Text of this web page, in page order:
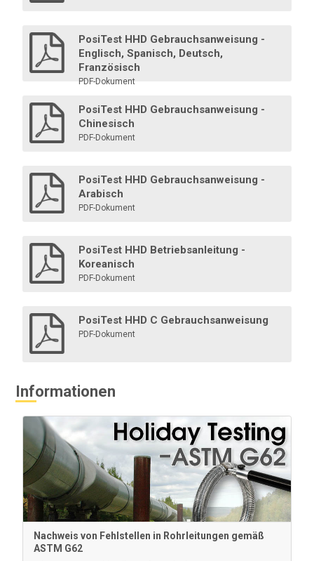
Eigenständiges Voltmeter (Crest-Meter, Jeep-Meter)
zur Überprüfung der Genauigkeit und des Betriebs von
DC-Detektoren des Impuls- oder Dauertyps
127mm/2-5"
Neopren-Halbkreis-Bürstenelektrode für PosiTest
Mehr erfahren
PosiTest HHD Gebrauchsanweisung -
Englisch, Spanisch, Deutsch,
Französisch
PDF-Dokument
PosiTest HHD Gebrauchsanweisung -
Chinesisch
PDF-Dokument
PosiTest HHD Gebrauchsanweisung -
Arabisch
PDF-Dokument
PosiTest HHD Betriebsanleitung -
Koreanisch
PDF-Dokument
PosiTest HHD C Gebrauchsanweisung
PDF-Dokument
Informationen
Nachweis von Fehlstellen in Rohrleitungen gemäß
ASTM G62